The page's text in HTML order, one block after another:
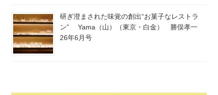
研ぎ澄まされた味覚の創出“お菓子なレストラ
ン” Yama（山）（東京・白金） 勝俣孝一
26年6月号